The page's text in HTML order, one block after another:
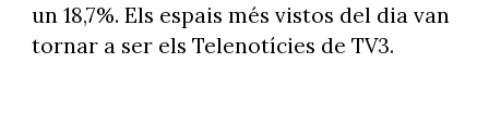
un 18,7%. Els espais més vistos del dia van
tornar a ser els Telenotícies de TV3.